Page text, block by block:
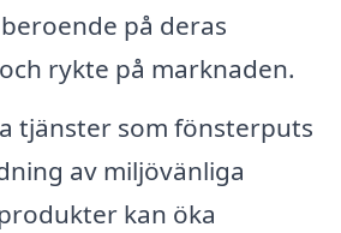
på deras
rykte på marknaden.
tjänster som fönsterputs
av miljövänliga
kan öka